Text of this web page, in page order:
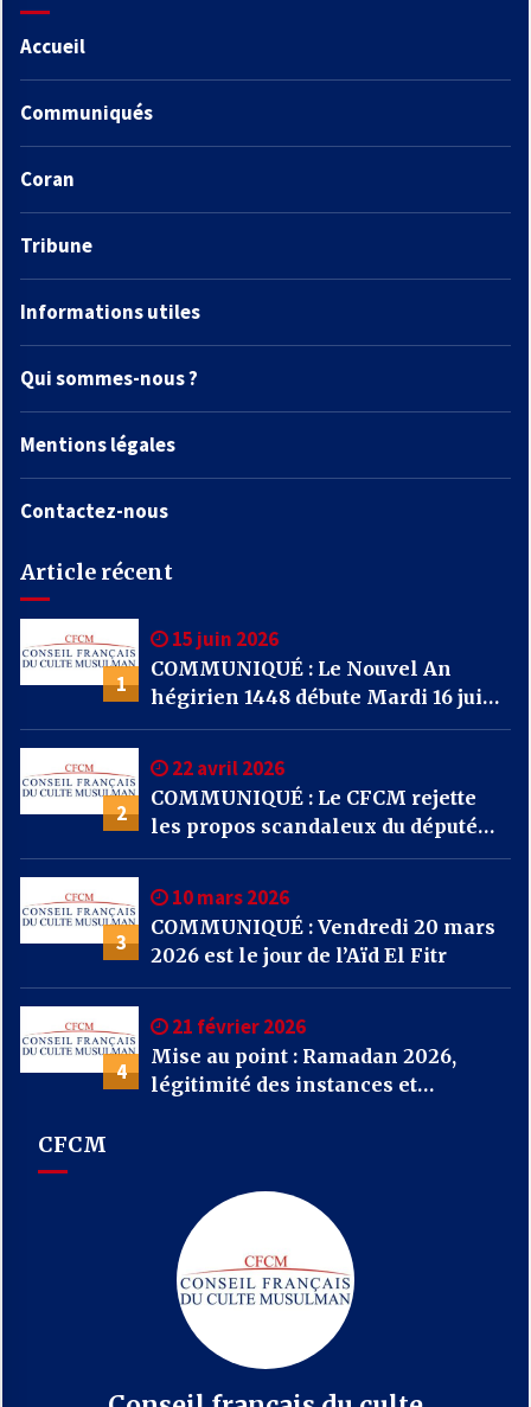
Accueil
Communiqués
Coran
Tribune
Informations utiles
Qui sommes-nous ?
Mentions légales
Contactez-nous
Article récent
1
15 juin 2026
COMMUNIQUÉ : Le Nouvel An
hégirien 1448 débute Mardi 16 juin
2026
2
22 avril 2026
COMMUNIQUÉ : Le CFCM rejette
les propos scandaleux du député
RN Julien Odoul.
3
10 mars 2026
COMMUNIQUÉ : Vendredi 20 mars
2026 est le jour de l’Aïd El Fitr
4
21 février 2026
Mise au point : Ramadan 2026,
légitimité des instances et
France
CFCM